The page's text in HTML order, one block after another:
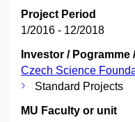
Project Period
1/2016 - 12/2018
Investor / Pogramme
Czech Science
Standard Projects
MU Faculty or unit